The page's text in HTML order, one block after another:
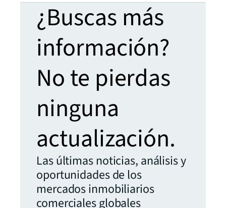
¿Buscas más
información?
No te pierdas
ninguna
actualización.
Las últimas noticias, análisis y
oportunidades de los
mercados inmobiliarios
comerciales globales